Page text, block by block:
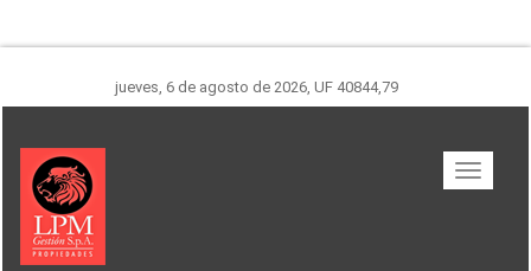
jueves, 6 de agosto de 2026, UF 40844,79